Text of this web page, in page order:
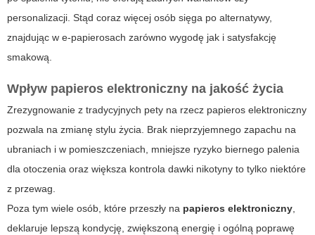
personalizacji. Stąd coraz więcej osób sięga po alternatywy,
znajdując w e-papierosach zarówno wygodę jak i satysfakcję
smakową.
Wpływ papieros elektroniczny na jakość życia
Zrezygnowanie z tradycyjnych pety na rzecz papieros elektroniczny
pozwala na zmianę stylu życia. Brak nieprzyjemnego zapachu na
ubraniach i w pomieszczeniach, mniejsze ryzyko biernego palenia
dla otoczenia oraz większa kontrola dawki nikotyny to tylko niektóre
z przewag.
Poza tym wiele osób, które przeszły na papieros elektroniczny,
deklaruje lepszą kondycję, zwiększoną energię i ogólną poprawę